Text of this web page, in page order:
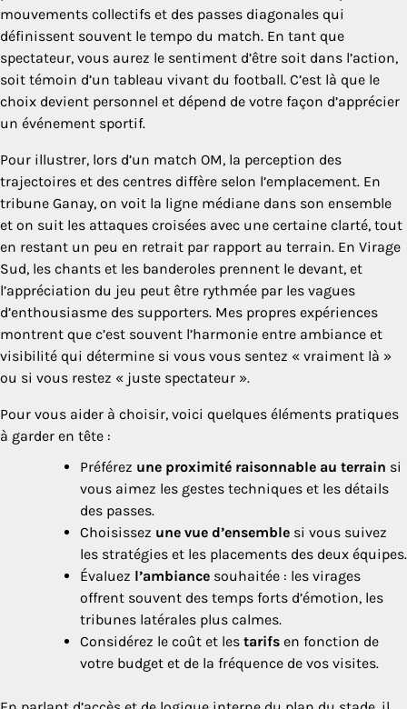
mouvements collectifs et des passes diagonales qui
définissent souvent le tempo du match. En tant que
spectateur, vous aurez le sentiment d’être soit dans l’action,
soit témoin d’un tableau vivant du football. C’est là que le
choix devient personnel et dépend de votre façon d’apprécier
un événement sportif.
Pour illustrer, lors d’un match OM, la perception des
trajectoires et des centres diffère selon l’emplacement. En
tribune Ganay, on voit la ligne médiane dans son ensemble
et on suit les attaques croisées avec une certaine clarté, tout
en restant un peu en retrait par rapport au terrain. En Virage
Sud, les chants et les banderoles prennent le devant, et
l’appréciation du jeu peut être rythmée par les vagues
d’enthousiasme des supporters. Mes propres expériences
montrent que c’est souvent l’harmonie entre ambiance et
visibilité qui détermine si vous vous sentez « vraiment là »
ou si vous restez « juste spectateur ».
Pour vous aider à choisir, voici quelques éléments pratiques
à garder en tête :
Préférez une proximité raisonnable au terrain si
vous aimez les gestes techniques et les détails
des passes.
Choisissez une vue d’ensemble si vous suivez
les stratégies et les placements des deux équipes.
Évaluez l’ambiance souhaitée : les virages
offrent souvent des temps forts d’émotion, les
tribunes latérales plus calmes.
Considérez le coût et les tarifs en fonction de
votre budget et de la fréquence de vos visites.